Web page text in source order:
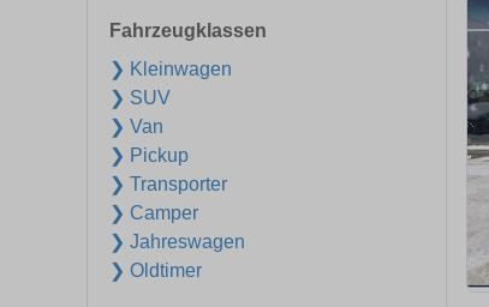
Fahrzeugklassen
❯ Kleinwagen
❯ SUV
❯ Van
❯ Pickup
❯ Transporter
❯ Camper
❯ Jahreswagen
❯ Oldtimer